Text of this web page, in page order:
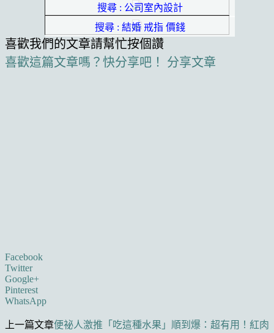
搜尋 : 公司室內設計
搜尋 : 結婚 戒指 價錢
喜歡我們的文章請幫忙按個讚
喜歡這篇文章嗎？快分享吧！
分享文章
Facebook
Twitter
Google+
Pinterest
WhatsApp
上一篇文章便祕人激推「吃這種水果」順到爆：超有用！紅肉